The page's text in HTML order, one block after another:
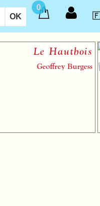
0
Le Hautbois
Geoffrey Burgess